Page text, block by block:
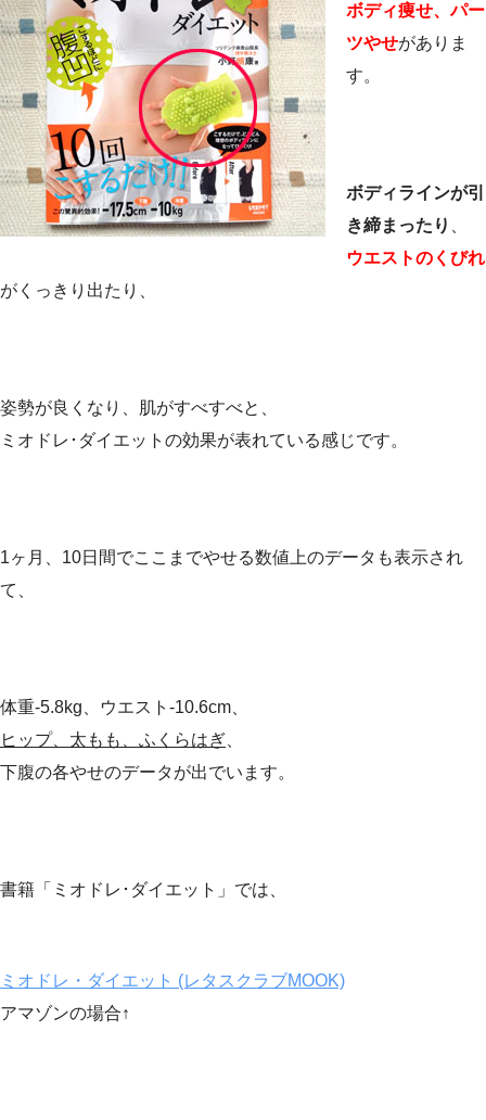
ボディ痩せ、パー
ツやせがありま
す。
ボディラインが引
き締まったり
ウエストのくびれ
がくっきり出たり、
姿勢が良くなり、肌がすべすべと、
ミオドレ･ダイエットの効果が表れている感じです。
1ヶ月、10日間でここまでやせる数値上のデータも表示され
て、
体重-5.8kg、ウエスト-10.6cm、
ヒップ、太もも、ふくらはぎ
下腹の各やせのデータが出でいます。
書籍「ミオドレ･ダイエット」では、
ミオドレ・ダイエット (レタスクラブMOOK)
アマゾンの場合↑